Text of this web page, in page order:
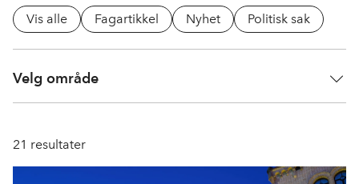
Vis alle Fagartikkel Nyhet Politisk sak
Velg område
21 resultater